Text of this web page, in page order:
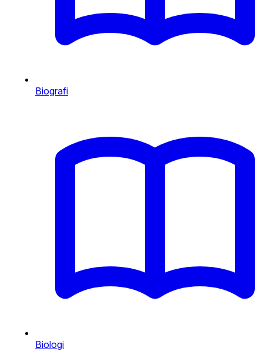
Biografi
Biologi